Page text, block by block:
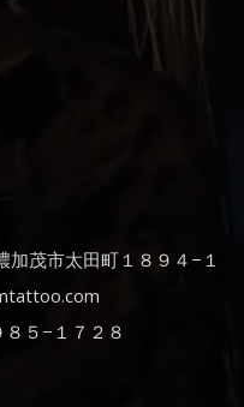
茂市太田町１８９４−１
５−１７２８